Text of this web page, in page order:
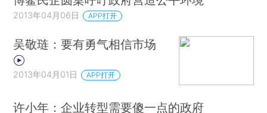
2013年04月06日 APP打开
吴敬琏：要有勇气相信市场
2013年04月01日 APP打开
许小年：企业转型需要傻一点的政府